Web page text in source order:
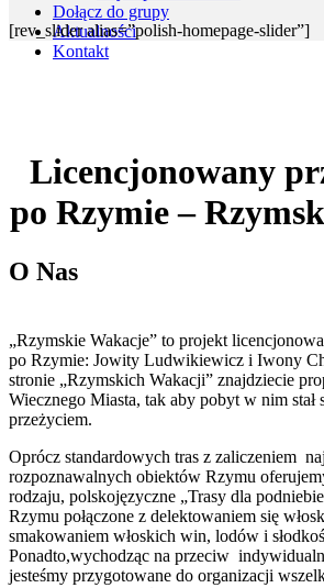
Dołącz do grupy
Aktualności
Kontakt
[rev_slider alias=”polish-homepage-slider”]
Licencjonowany
po Rzymie –
O Nas
„Rzymskie Wakacje” to projekt
po Rzymie: Jowity Ludwikiewicz i Iwony
stronie „Rzymskich Wakacji” znajdziecie
Wiecznego Miasta, tak aby pobyt w nim stał
przeżyciem.
Oprócz standardowych tras z zaliczeniem
rozpoznawalnych obiektów Rzymu
rodzaju, polskojęzyczne „Trasy dla
Rzymu połączone z delektowaniem się
smakowaniem włoskich win, lodów i
Ponadto,wychodząc na przeciw
jesteśmy przygotowane do organizacji